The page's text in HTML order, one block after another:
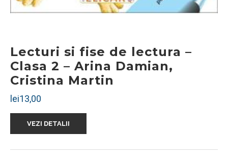
Lecturi si fise de lectura –
Clasa 2 – Arina Damian,
Cristina Martin
lei13,00
VEZI DETALII